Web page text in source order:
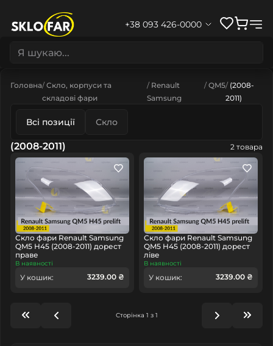
+38 093 426-0000
Головна Скло, корпуси та
складові фари
Renault
Samsung
QM5 (2008-
2011)
Всі позиції Скло
(2008-2011) 2 товара
Скло фари Renault Samsung
QM5 H45 (2008-2011) дорест
праве
В наявності
У кошик: 3239.00 ₴
Скло фари Renault Samsung
QM5 H45 (2008-2011) дорест
ліве
В наявності
У кошик: 3239.00 ₴
Сторінка 1 з 1